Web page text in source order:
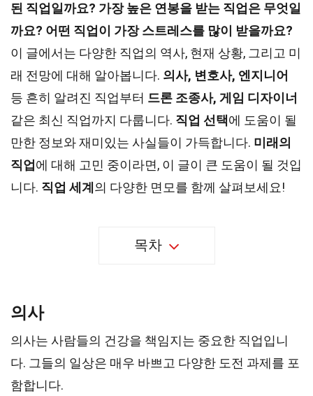
된 직업일까요? 가장 높은 연봉을 받는 직업은 무엇일
까요? 어떤 직업이 가장 스트레스를 많이 받을까요?
이 글에서는 다양한 직업의 역사, 현재 상황, 그리고 미
래 전망에 대해 알아봅니다. 의사, 변호사, 엔지니어
등 흔히 알려진 직업부터 드론 조종사, 게임 디자이너
같은 최신 직업까지 다룹니다. 직업 선택에 도움이 될
만한 정보와 재미있는 사실들이 가득합니다. 미래의
직업 에 대해 고민 중이라면, 이 글이 큰 도움이 될 것입
니다. 직업 세계 의 다양한 면모를 함께 살펴보세요!
목차
의사
의사는 사람들의 건강을 책임지는 중요한 직업입니
다. 그들의 일상은 매우 바쁘고 다양한 도전 과제를 포
함합니다.